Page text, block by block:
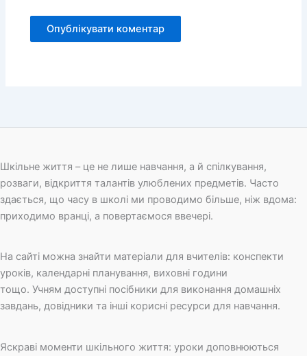
Шкільне життя – це не лише навчання, а й спілкування,
розваги, відкриття талантів улюблених предметів. Часто
здається, що часу в школі ми проводимо більше, ніж вдома:
приходимо вранці, а повертаємося ввечері.
На сайті можна знайти матеріали для вчителів: конспекти
уроків, календарні планування, виховні години
тощо. Учням доступні посібники для виконання домашніх
завдань, довідники та інші корисні ресурси для навчання.
Яскраві моменти шкільного життя: уроки доповнюються